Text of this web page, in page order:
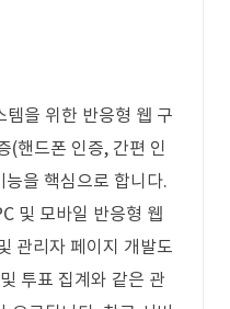
템을 위한 반응형 웹 구
(핸드폰 인증, 간편 인
을 핵심으로 합니다.
및 모바일 반응형 웹
관리자 페이지 개발도
투표 집계와 같은 관